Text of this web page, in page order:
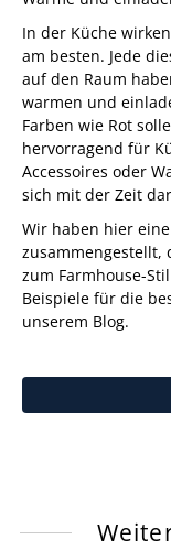
In der Küche
am besten. Jede
auf den Raum
warmen und
Farben wie Rot
hervorragend für
Accessoires oder
sich mit der Zeit
Wir haben hier
zusammengestellt,
zum Farmhouse-
Beispiele für die
unserem Blog.